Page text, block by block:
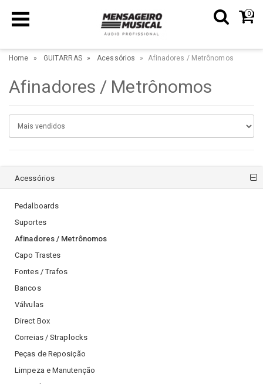
0
Home GUITARRAS Acessórios Afinadores / Metrônomos
Afinadores / Metrônomos
Acessórios
Pedalboards
Suportes
Afinadores / Metrônomos
Capo Trastes
Fontes / Trafos
Bancos
Válvulas
Direct Box
Correias / Straplocks
Peças de Reposição
Limpeza e Manutenção